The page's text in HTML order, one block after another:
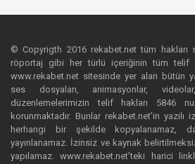
© Copyrigth 2016 rekabet.net tüm hakları
röportaj gibi her türlü içeriğinin tüm telif
www.rekabet.net sitesinde yer alan bütün
ses dosyaları, animasyonlar,
düzenlemelerimizin telif hakları 5846
korunmaktadır. Bunlar rekabet.net’in yazılı
herhangi bir şekilde kopyalanamaz,
yayınlanamaz. İzinsiz ve kaynak
yapılamaz. www.rekabet.net’teki harici